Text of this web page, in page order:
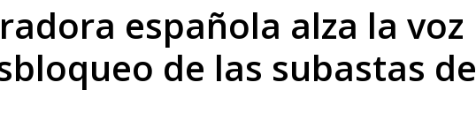
española alza la voz
de las subastas de